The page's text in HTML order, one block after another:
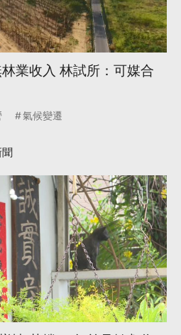
業收入 林試所：可媒合
氣候變遷